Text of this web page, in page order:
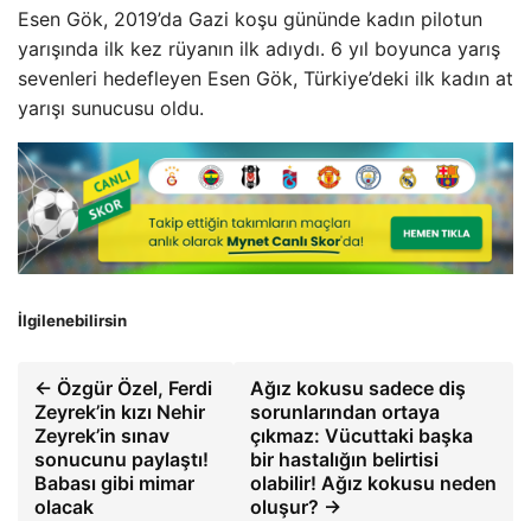
Esen Gök, 2019’da Gazi koşu gününde kadın pilotun
yarışında ilk kez rüyanın ilk adıydı. 6 yıl boyunca yarış
sevenleri hedefleyen Esen Gök, Türkiye’deki ilk kadın at
yarışı sunucusu oldu.
İlgilenebilirsin
← Özgür Özel, Ferdi
Zeyrek’in kızı Nehir
Zeyrek’in sınav
sonucunu paylaştı!
Babası gibi mimar
olacak
Ağız kokusu sadece diş
sorunlarından ortaya
çıkmaz: Vücuttaki başka
bir hastalığın belirtisi
olabilir! Ağız kokusu neden
oluşur? →